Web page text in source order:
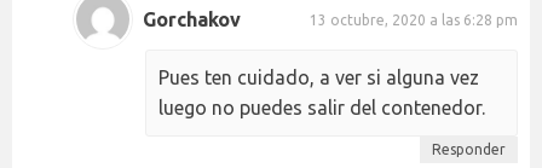
Gorchakov 13 octubre, 2020 a las 6:28 pm
Pues ten cuidado, a ver si alguna vez
luego no puedes salir del contenedor.
Responder